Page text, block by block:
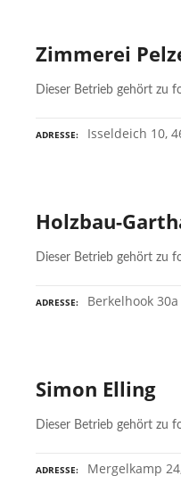
Zimmerei
Dieser Betrieb gehört zu
ADRESSE Isseldeich 10,
Holzbau-
Dieser Betrieb gehört zu
ADRESSE Berkelhook
Simon Elling
Dieser Betrieb gehört zu
ADRESSE Mergelkamp